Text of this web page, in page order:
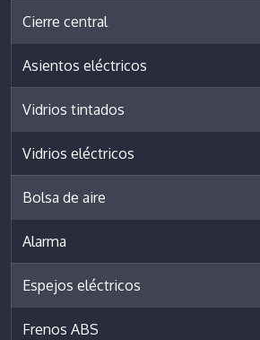
Cierre central
Asientos eléctricos
Vidrios tintados
Vidrios eléctricos
Bolsa de aire
Alarma
Espejos eléctricos
Frenos ABS